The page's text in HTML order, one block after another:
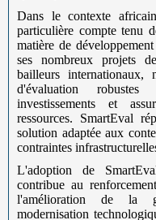
Dans le contexte
particulière compte tenu
matière de
ses nombreux projets
bailleurs internationaux,
d'évaluation
investissements et
ressources. SmartEval
solution adaptée aux
contraintes
L'adoption de
contribue au
l'amélioration de la
modernisation